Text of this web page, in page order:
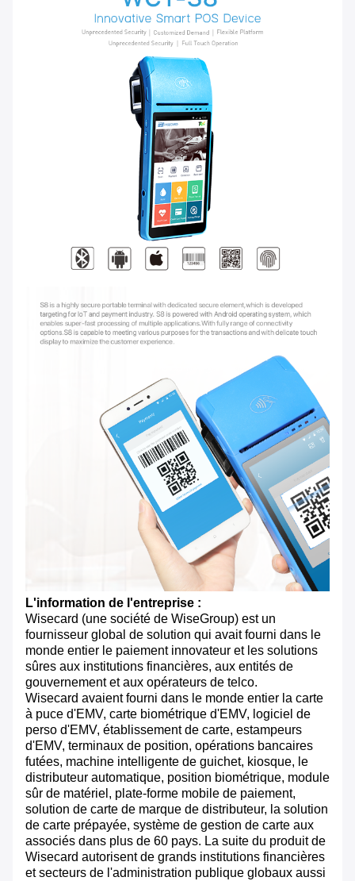
L'information de l'entreprise :
Wisecard (une société de WiseGroup) est un
fournisseur global de solution qui avait fourni dans le
monde entier le paiement innovateur et les solutions
sûres aux institutions financières, aux entités de
gouvernement et aux opérateurs de telco.
Wisecard avaient fourni dans le monde entier la carte
à puce d'EMV, carte biométrique d'EMV, logiciel de
perso d'EMV, établissement de carte, estampeurs
d'EMV, terminaux de position, opérations bancaires
futées, machine intelligente de guichet, kiosque, le
distributeur automatique, position biométrique, module
sûr de matériel, plate-forme mobile de paiement,
solution de carte de marque de distributeur, la solution
de carte prépayée, système de gestion de carte aux
associés dans plus de 60 pays. La suite du produit de
Wisecard autorisent de grands institutions financières
et secteurs de l'administration publique globaux aussi